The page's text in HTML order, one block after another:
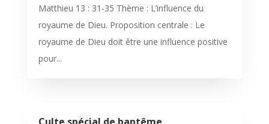
Matthieu 13 : 31-35 Thème : L’influence du
royaume de Dieu. Proposition centrale : Le
royaume de Dieu doit être une influence positive
pour...